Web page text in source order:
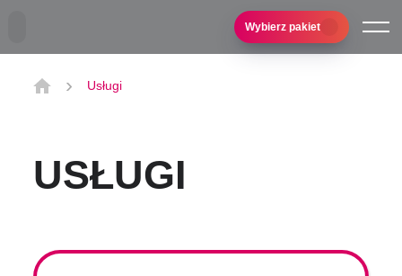
Wybierz pakiet
Usługi
USŁUGI